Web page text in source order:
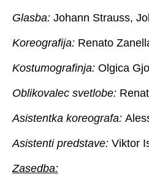
Glasba: Johann Strauss,
Koreografija: Renato
Kostumografinja: Olgica
Oblikovalec svetlobe:
Asistentka koreografa:
Asistenti predstave: Viktor
Zasedba: